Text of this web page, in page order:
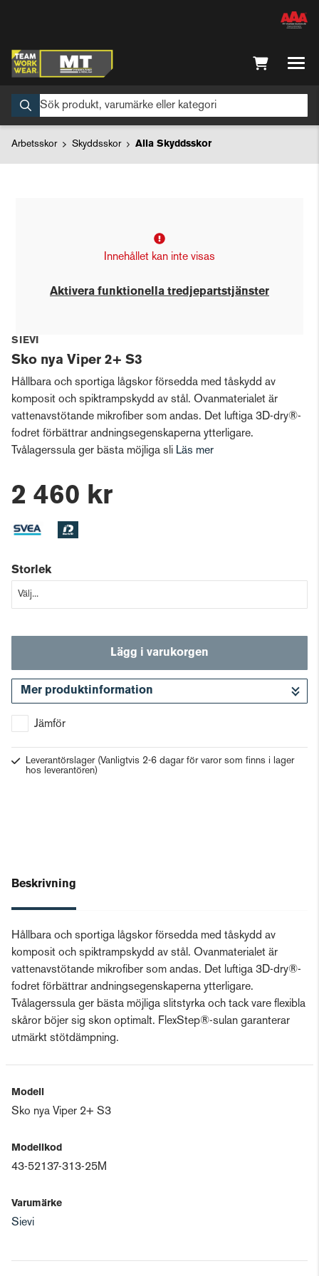
Arbetsskor Skyddsskor Alla Skyddsskor
Innehållet kan inte visas
Aktivera funktionella tredjepartstjänster
SIEVI
Sko nya Viper 2+ S3
Hållbara och sportiga lågskor försedda med tåskydd av
komposit och spiktrampskydd av stål. Ovanmaterialet är
vattenavstötande mikrofiber som andas. Det luftiga 3D-dry®-
fodret förbättrar andningsegenskaperna ytterligare.
Tvålagerssula ger bästa möjliga sli Läs mer
2 460 kr
Storlek
Lägg i varukorgen
Mer produktinformation
Jämför
Leverantörslager (Vanligtvis 2-6 dagar för varor som finns i lager
hos leverantören)
Beskrivning
Hållbara och sportiga lågskor försedda med tåskydd av
komposit och spiktrampskydd av stål. Ovanmaterialet är
vattenavstötande mikrofiber som andas. Det luftiga 3D-dry®-
fodret förbättrar andningsegenskaperna ytterligare.
Tvålagerssula ger bästa möjliga slitstyrka och tack vare flexibla
skåror böjer sig skon optimalt. FlexStep®-sulan garanterar
utmärkt stötdämpning.
Modell
Sko nya Viper 2+ S3
Modellkod
43-52137-313-25M
Varumärke
Sievi